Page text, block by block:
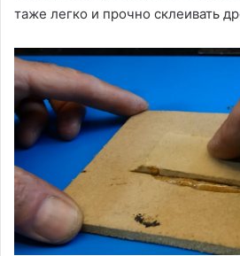
таже легко и прочно склеивать